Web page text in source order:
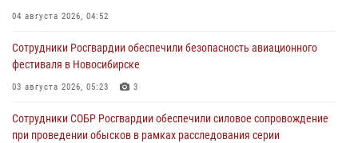
04 августа 2026, 04:52
Сотрудники Росгвардии обеспечили безопасность авиационного
фестиваля в Новосибирске
03 августа 2026, 05:23 3
Сотрудники СОБР Росгвардии обеспечили силовое сопровождение
при проведении обысков в рамках расследования серии